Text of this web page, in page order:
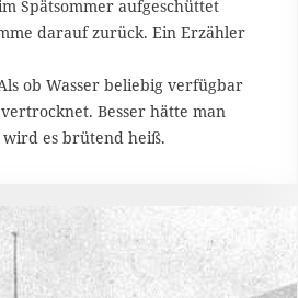
Spätsommer aufgeschüttet
darauf zurück. Ein Erzähler
ob Wasser beliebig verfügbar
Besser hätte man
wird es brütend heiß.